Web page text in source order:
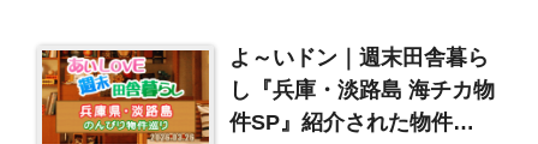
よ～いドン｜週末田舎暮ら
し『兵庫・淡路島 海チカ物
件SP』紹介された物件